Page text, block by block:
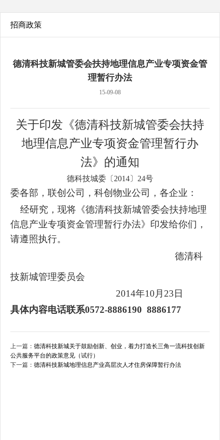
招商政策
德清科技新城管委会扶持地理信息产业专项资金管
理暂行办法
15-09-08
关于印发《德清科技新城管委会扶持
地理信息产业专项资金管理暂行办
法》的通知
德科技城委〔2014〕24号
委各部，联创公司，科创物业公司，各企业：
经研究，现将《德清科技新城管委会扶持地理
信息产业专项资金管理暂行办法》印发给你们，
请遵照执行。
德清科
技新城管理委员会
2014年10月23日
具体内容电话联系0572-8886190 8886177
上一篇： 德清科技新城关于鼓励创新、创业，着力打造长三角一流科技创新
公共服务平台的政策意见（试行）
下一篇： 德清科技新城地理信息产业高层次人才住房保障暂行办法